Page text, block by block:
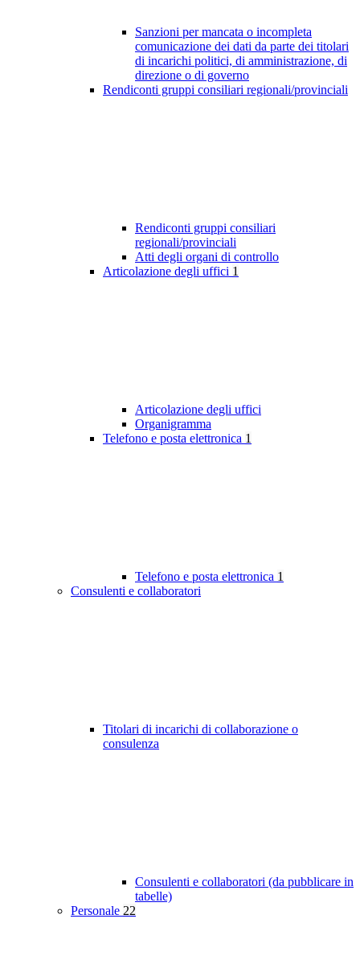
Sanzioni per mancata o incompleta
comunicazione dei dati da parte dei titolari
di incarichi politici, di amministrazione, di
direzione o di governo
Rendiconti gruppi consiliari regionali/provinciali
Rendiconti gruppi consiliari
regionali/provinciali
Atti degli organi di controllo
Articolazione degli uffici 1
Articolazione degli uffici
Organigramma
Telefono e posta elettronica 1
Telefono e posta elettronica 1
Consulenti e collaboratori
Titolari di incarichi di collaborazione o
consulenza
Consulenti e collaboratori (da pubblicare in
tabelle)
Personale 22